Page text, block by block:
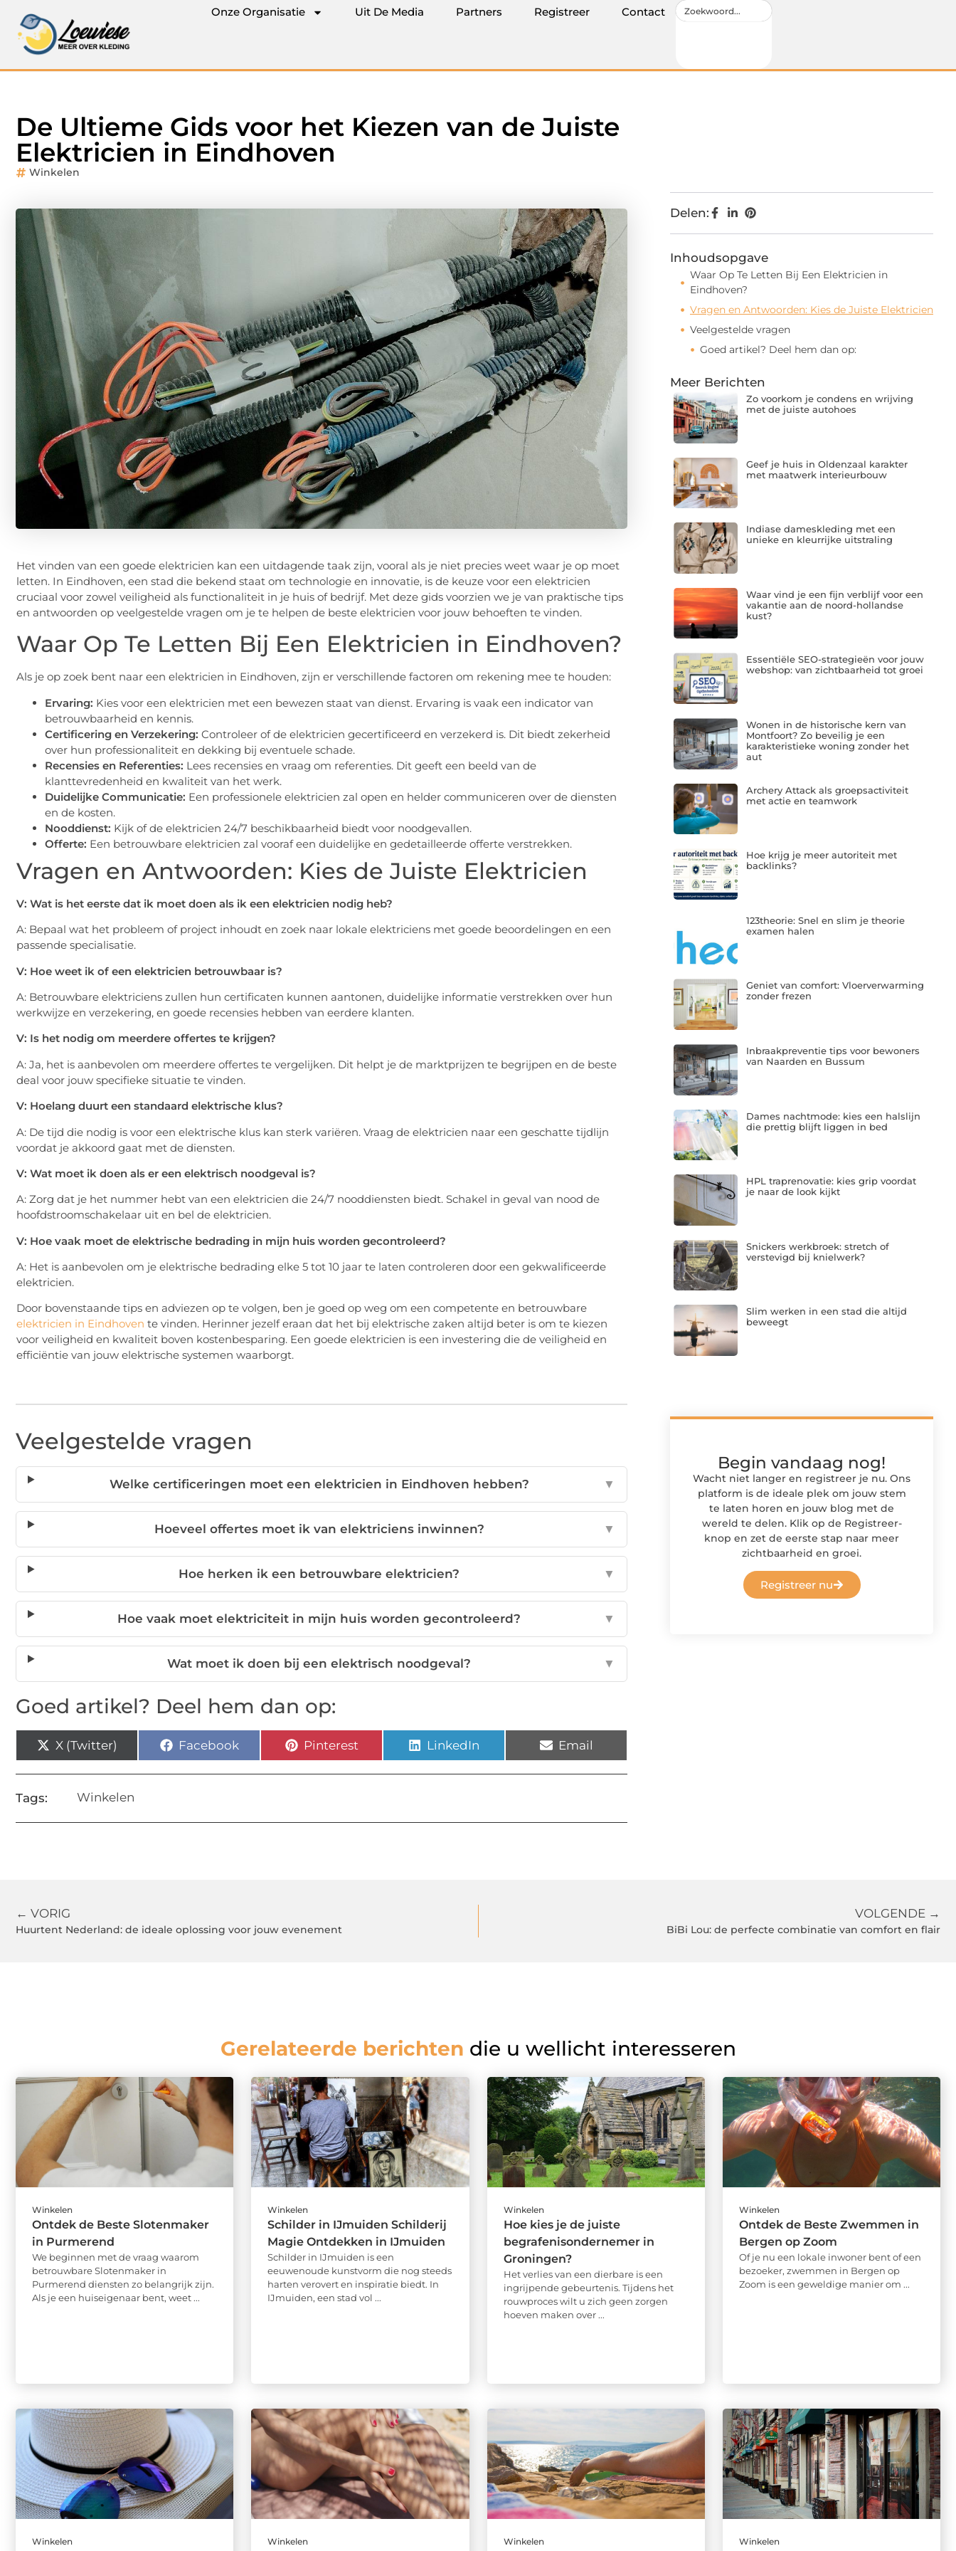
Onze Organisatie Uit De Media Partners Registreer Contact
De Ultieme Gids voor het Kiezen van de Juiste
Elektricien in Eindhoven
Winkelen
Het vinden van een goede elektricien kan een uitdagende taak zijn, vooral als je niet precies weet waar je op moet
letten. In Eindhoven, een stad die bekend staat om technologie en innovatie, is de keuze voor een elektricien
cruciaal voor zowel veiligheid als functionaliteit in je huis of bedrijf. Met deze gids voorzien we je van praktische tips
en antwoorden op veelgestelde vragen om je te helpen de beste elektricien voor jouw behoeften te vinden.
Waar Op Te Letten Bij Een Elektricien in Eindhoven?
Als je op zoek bent naar een elektricien in Eindhoven, zijn er verschillende factoren om rekening mee te houden:
Ervaring: Kies voor een elektricien met een bewezen staat van dienst. Ervaring is vaak een indicator van
betrouwbaarheid en kennis.
Certificering en Verzekering: Controleer of de elektricien gecertificeerd en verzekerd is. Dit biedt zekerheid
over hun professionaliteit en dekking bij eventuele schade.
Recensies en Referenties: Lees recensies en vraag om referenties. Dit geeft een beeld van de
klanttevredenheid en kwaliteit van het werk.
Duidelijke Communicatie: Een professionele elektricien zal open en helder communiceren over de diensten
en de kosten.
Nooddienst: Kijk of de elektricien 24/7 beschikbaarheid biedt voor noodgevallen.
Offerte: Een betrouwbare elektricien zal vooraf een duidelijke en gedetailleerde offerte verstrekken.
Vragen en Antwoorden: Kies de Juiste Elektricien
V: Wat is het eerste dat ik moet doen als ik een elektricien nodig heb?
A: Bepaal wat het probleem of project inhoudt en zoek naar lokale elektriciens met goede beoordelingen en een
passende specialisatie.
V: Hoe weet ik of een elektricien betrouwbaar is?
A: Betrouwbare elektriciens zullen hun certificaten kunnen aantonen, duidelijke informatie verstrekken over hun
werkwijze en verzekering, en goede recensies hebben van eerdere klanten.
V: Is het nodig om meerdere offertes te krijgen?
A: Ja, het is aanbevolen om meerdere offertes te vergelijken. Dit helpt je de marktprijzen te begrijpen en de beste
deal voor jouw specifieke situatie te vinden.
V: Hoelang duurt een standaard elektrische klus?
A: De tijd die nodig is voor een elektrische klus kan sterk variëren. Vraag de elektricien naar een geschatte tijdlijn
voordat je akkoord gaat met de diensten.
V: Wat moet ik doen als er een elektrisch noodgeval is?
A: Zorg dat je het nummer hebt van een elektricien die 24/7 nooddiensten biedt. Schakel in geval van nood de
hoofdstroomschakelaar uit en bel de elektricien.
V: Hoe vaak moet de elektrische bedrading in mijn huis worden gecontroleerd?
A: Het is aanbevolen om je elektrische bedrading elke 5 tot 10 jaar te laten controleren door een gekwalificeerde
elektricien.
Door bovenstaande tips en adviezen op te volgen, ben je goed op weg om een competente en betrouwbare
elektricien in Eindhoven te vinden. Herinner jezelf eraan dat het bij elektrische zaken altijd beter is om te kiezen
voor veiligheid en kwaliteit boven kostenbesparing. Een goede elektricien is een investering die de veiligheid en
efficiëntie van jouw elektrische systemen waarborgt.
Veelgestelde vragen
Welke certificeringen moet een elektricien in Eindhoven hebben? ▼
Hoeveel offertes moet ik van elektriciens inwinnen? ▼
Hoe herken ik een betrouwbare elektricien? ▼
Hoe vaak moet elektriciteit in mijn huis worden gecontroleerd? ▼
Wat moet ik doen bij een elektrisch noodgeval? ▼
Goed artikel? Deel hem dan op:
X (Twitter) Facebook Pinterest LinkedIn Email
Tags: Winkelen
Delen:
Inhoudsopgave
Waar Op Te Letten Bij Een Elektricien in
Eindhoven?
Vragen en Antwoorden: Kies de Juiste Elektricien
Veelgestelde vragen
Goed artikel? Deel hem dan op:
Meer Berichten
Zo voorkom je condens en wrijving
met de juiste autohoes
Geef je huis in Oldenzaal karakter
met maatwerk interieurbouw
Indiase dameskleding met een
unieke en kleurrijke uitstraling
Waar vind je een fijn verblijf voor een
vakantie aan de noord-hollandse
kust?
Essentiële SEO-strategieën voor jouw
webshop: van zichtbaarheid tot groei
Wonen in de historische kern van
Montfoort? Zo beveilig je een
karakteristieke woning zonder het
aut
Archery Attack als groepsactiviteit
met actie en teamwork
Hoe krijg je meer autoriteit met
backlinks?
123theorie: Snel en slim je theorie
examen halen
Geniet van comfort: Vloerverwarming
zonder frezen
Inbraakpreventie tips voor bewoners
van Naarden en Bussum
Dames nachtmode: kies een halslijn
die prettig blijft liggen in bed
HPL traprenovatie: kies grip voordat
je naar de look kijkt
Snickers werkbroek: stretch of
verstevigd bij knielwerk?
Slim werken in een stad die altijd
beweegt
Begin vandaag nog!
Wacht niet langer en registreer je nu. Ons
platform is de ideale plek om jouw stem
te laten horen en jouw blog met de
wereld te delen. Klik op de Registreer-
knop en zet de eerste stap naar meer
zichtbaarheid en groei.
Registreer nu
← VORIG
Huurtent Nederland: de ideale oplossing voor jouw evenement
VOLGENDE →
BiBi Lou: de perfecte combinatie van comfort en flair
Gerelateerde berichten die u wellicht interesseren
Winkelen
Ontdek de Beste Slotenmaker
in Purmerend
We beginnen met de vraag waarom
betrouwbare Slotenmaker in
Purmerend diensten zo belangrijk zijn.
Als je een huiseigenaar bent, weet ...
Winkelen
Schilder in IJmuiden Schilderij
Magie Ontdekken in IJmuiden
Schilder in IJmuiden is een
eeuwenoude kunstvorm die nog steeds
harten verovert en inspiratie biedt. In
IJmuiden, een stad vol ...
Winkelen
Hoe kies je de juiste
begrafenisondernemer in
Groningen?
Het verlies van een dierbare is een
ingrijpende gebeurtenis. Tijdens het
rouwproces wilt u zich geen zorgen
hoeven maken over ...
Winkelen
Ontdek de Beste Zwemmen in
Bergen op Zoom
Of je nu een lokale inwoner bent of een
bezoeker, zwemmen in Bergen op
Zoom is een geweldige manier om ...
Winkelen Winkelen Winkelen Winkelen